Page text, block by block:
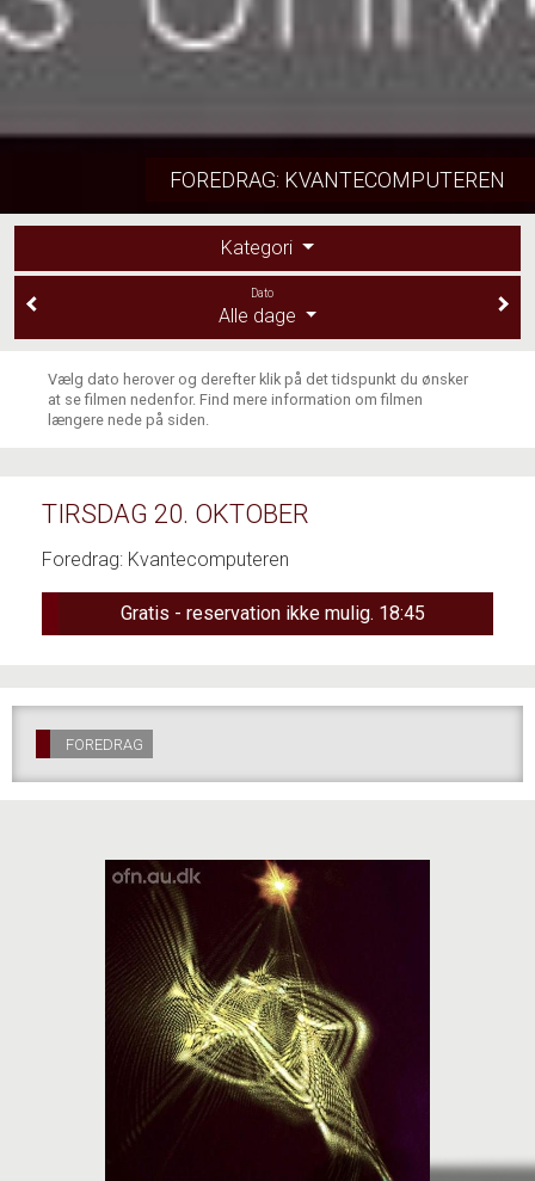
FOREDRAG: KVANTECOMPUTEREN
Kategori
Dato
Alle dage
Vælg dato herover og derefter klik på det tidspunkt du ønsker
at se filmen nedenfor. Find mere information om filmen
længere nede på siden.
TIRSDAG 20. OKTOBER
Foredrag: Kvantecomputeren
Gratis - reservation ikke mulig. 18:45
FOREDRAG